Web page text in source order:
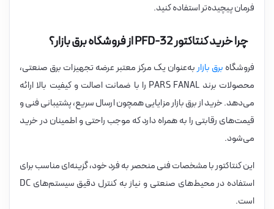
فرمان پیچیده‌تر استفاده کنید.
چرا خرید کنتاکتور PFD-32 از فروشگاه برق بازار؟
فروشگاه برق بازاربه‌عنوان یک مرکز معتبر عرضه تجهیزات برق صنعتی،
محصولات برند PARS FANAL را با ضمانت اصالت و کیفیت بالا ارائه
می‌دهد. خرید از برق بازار مزایایی همچون ارسال سریع، پشتیبانی فنی و
قیمت‌های رقابتی را به همراه دارد که موجب راحتی و اطمینان در خرید
می‌شود.
این کنتاکتور با مشخصات فنی منحصر به فرد خود، گزینه‌ای مناسب برای
استفاده در محیط‌های صنعتی و نیاز به کنترل دقیق سیستم‌های DC
است.